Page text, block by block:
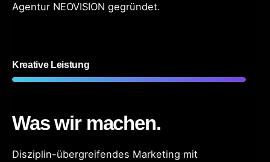
Agentur NEOVISION gegründet.
Kreative Leistung
Was wir machen.
Disziplin-übergreifendes Marketing mit